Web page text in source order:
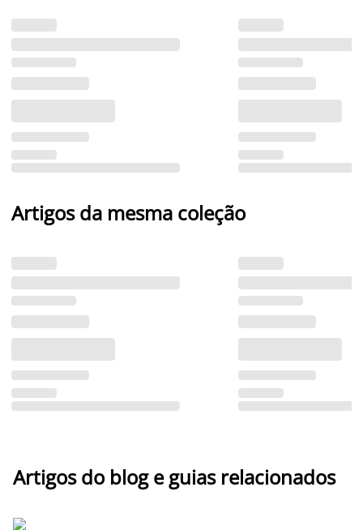
Artigos da mesma coleção
Artigos do blog e guias relacionados